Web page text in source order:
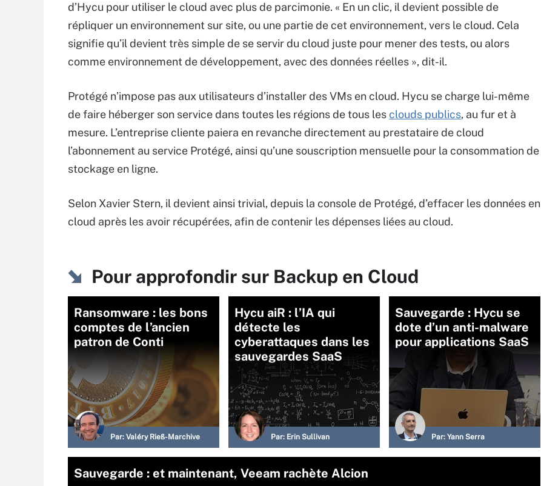
d’Hycu pour utiliser le cloud avec plus de parcimonie. « En un clic, il devient possible de
répliquer un environnement sur site, ou une partie de cet environnement, vers le cloud. Cela
signifie qu’il devient très simple de se servir du cloud juste pour mener des tests, ou alors
comme environnement de développement, avec des données réelles », dit-il.
Protégé n’impose pas aux utilisateurs d’installer des VMs en cloud. Hycu se charge lui-même
de faire héberger son service dans toutes les régions de tous lesclouds publics, au fur et à
mesure. L’entreprise cliente paiera en revanche directement au prestataire de cloud
l’abonnement au service Protégé, ainsi qu’une souscription mensuelle pour la consommation de
stockage en ligne.
Selon Xavier Stern, il devient ainsi trivial, depuis la console de Protégé, d’effacer les données en
cloud après les avoir récupérées, afin de contenir les dépenses liées au cloud.
Pour approfondir sur Backup en Cloud
Ransomware : les bons
comptes de l’ancien
patron de Conti
Par: Valéry Rieß-Marchive
Hycu aiR : l’IA qui
détecte les
cyberattaques dans les
sauvegardes SaaS
Par: Erin Sullivan
Sauvegarde : Hycu se
dote d’un anti-malware
pour applications SaaS
Par: Yann Serra
Sauvegarde : et maintenant, Veeam rachète Alcion